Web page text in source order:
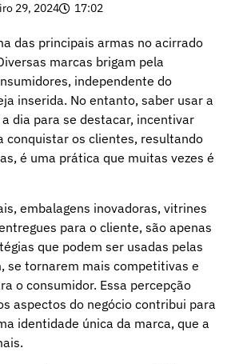
29, 2024 17:02
das principais armas no acirrado
marcas brigam pela
independente do
inserida. No entanto, saber usar a
dia para se destacar, incentivar
conquistar os clientes, resultando
é uma prática que muitas vezes é
embalagens inovadoras, vitrines
para o cliente, são apenas
que podem ser usadas pelas
se tornarem mais competitivas e
o consumidor. Essa percepção
aspectos do negócio contribui para
identidade única da marca, que a